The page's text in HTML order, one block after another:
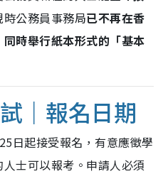
公務員事務局已不再在香
時舉行紙本形式的「基本
｜報名日期
日起接受報名，有意應徵學
士可以報考。申請人必須